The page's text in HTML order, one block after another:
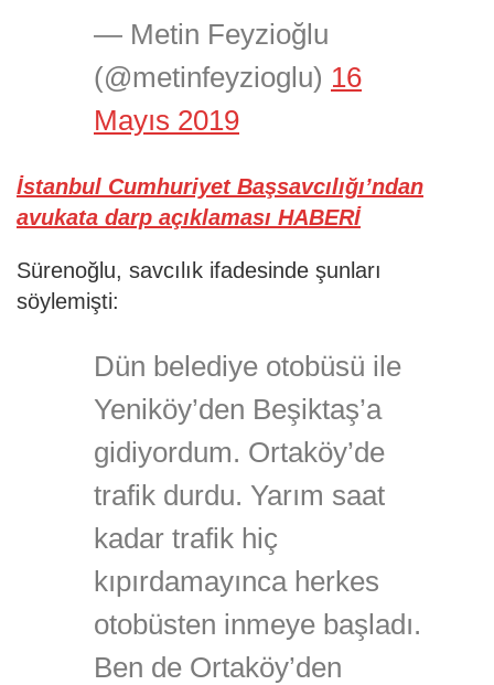
— Metin Feyzioğlu
(@metinfeyzioglu) 16
Mayıs 2019
İstanbul Cumhuriyet Başsavcılığı’ndan
avukata darp açıklaması HABERİ
Sürenoğlu, savcılık ifadesinde şunları
söylemişti:
Dün belediye otobüsü ile
Yeniköy’den Beşiktaş’a
gidiyordum. Ortaköy’de
trafik durdu. Yarım saat
kadar trafik hiç
kıpırdamayınca herkes
otobüsten inmeye başladı.
Ben de Ortaköy’den